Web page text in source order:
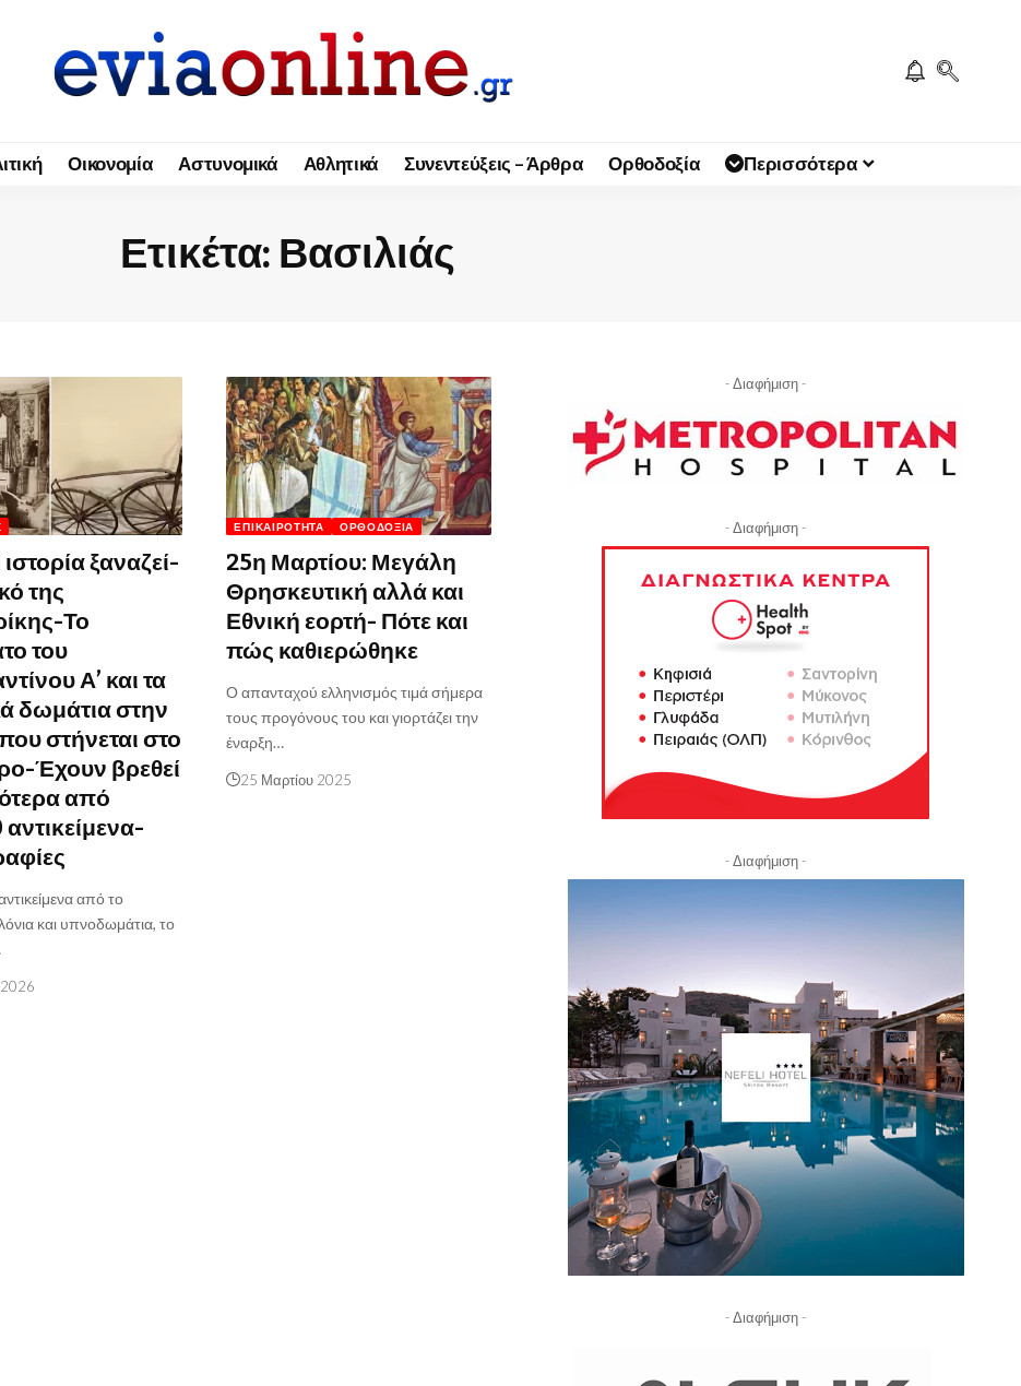
Οικονομία Αστυνομικά Αθλητικά Συνεντεύξεις – Άρθρα Ορθοδοξία Περισσότερα
Ετικέτα: Βασιλιάς
ξαναζεί-
της
Το
του
Α’ και τα
δωμάτια στην
στήνεται στο
Έχουν βρεθεί
από
από το
και υπνοδωμάτια, το
ΕΠΙΚΑΙΡΌΤΗΤΑ ΟΡΘΟΔΟΞΊΑ
25η Μαρτίου: Μεγάλη
Θρησκευτική αλλά και
Εθνική εορτή- Πότε και
πώς καθιερώθηκε
Ο απανταχού ελληνισμός τιμά σήμερα
τους προγόνους του και γιορτάζει την
έναρξη…
25 Μαρτίου 2025
- Διαφήμιση -
- Διαφήμιση -
- Διαφήμιση -
- Διαφήμιση -